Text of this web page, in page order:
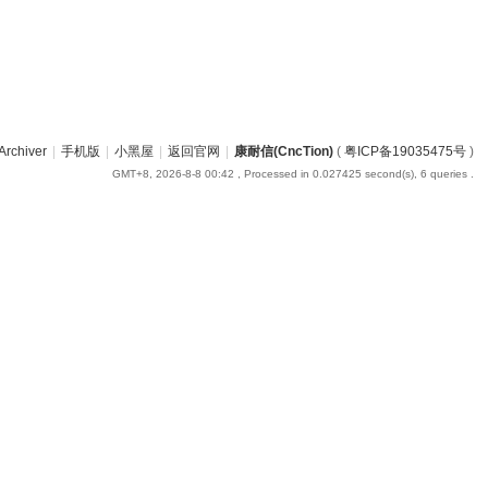
| 手机版 | 小黑屋 | 返回官网 | 康耐信(CncTion)( 粤ICP备19035475号)
GMT+8, 2026-8-8 00:42 , Processed in 0.027425 second(s), 6 queries .